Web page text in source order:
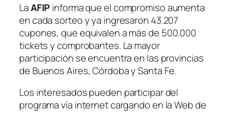
LaAFIPinforma que el compromiso aumenta
en cada sorteo y ya ingresaron 43.207
cupones, que equivalen a más de 500.000
tickets y comprobantes. La mayor
participación se encuentra en las provincias
de Buenos Aires, Córdoba y Santa Fe.
Los interesados pueden participar del
programa vía internet cargando en la Web de